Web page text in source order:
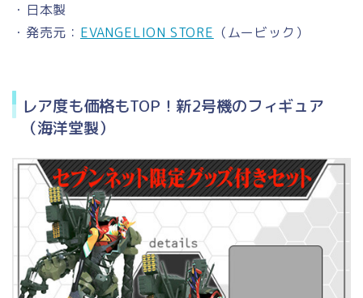
・日本製
・発売元： EVANGELION STORE （ムービック）
レア度も価格もTOP！新2号機のフィギュア
（海洋堂製）